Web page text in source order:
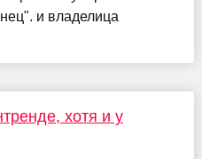
и владелица
хотя и у